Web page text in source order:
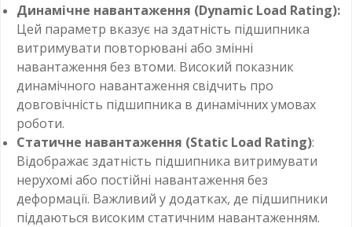
Динамічне навантаження (Dynamic Load Rating):
Цей параметр вказує на здатність підшипника
витримувати повторювані або змінні
навантаження без втоми. Високий показник
динамічного навантаження свідчить про
довговічність підшипника в динамічних умовах
роботи.
Статичне навантаження (Static Load Rating):
Відображає здатність підшипника витримувати
нерухомі або постійні навантаження без
деформації. Важливий у додатках, де підшипники
піддаються високим статичним навантаженням.